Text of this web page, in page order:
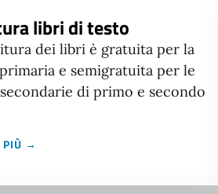
libri di testo
dei libri è gratuita per la
e semigratuita per le
di primo e secondo
PIÙ →